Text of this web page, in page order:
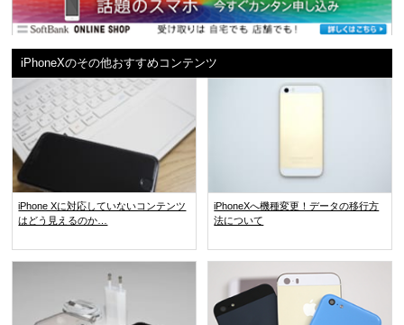
iPhoneXのその他おすすめコンテンツ
iPhone Xに対応していないコンテンツ
はどう見えるのか…
iPhoneXへ機種変更！データの移行方
法について